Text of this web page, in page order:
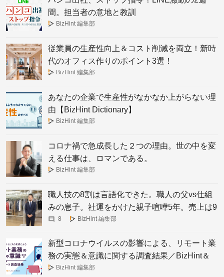
間。担当者の意地と教訓
BizHint 編集部
従業員の生産性向上＆コスト削減を両立！新時
代のオフィス作りのポイント3選！
BizHint 編集部
あなたの企業で生産性がなかなか上がらない理
由【BizHint Dictionary】
BizHint 編集部
コロナ禍で急成長した２つの理由。世の中を変
える仕事は、ロマンである。
BizHint 編集部
職人技の8割は言語化できた。職人の父vs仕組
みの息子。社運をかけた親子喧嘩5年。売上は9
倍に
8 BizHint 編集部
新型コロナウイルスの影響による、リモート業
務の実態＆意識に関する調査結果／BizHint＆
Future of Work共同大調査（2020年4月実施）
BizHint 編集部